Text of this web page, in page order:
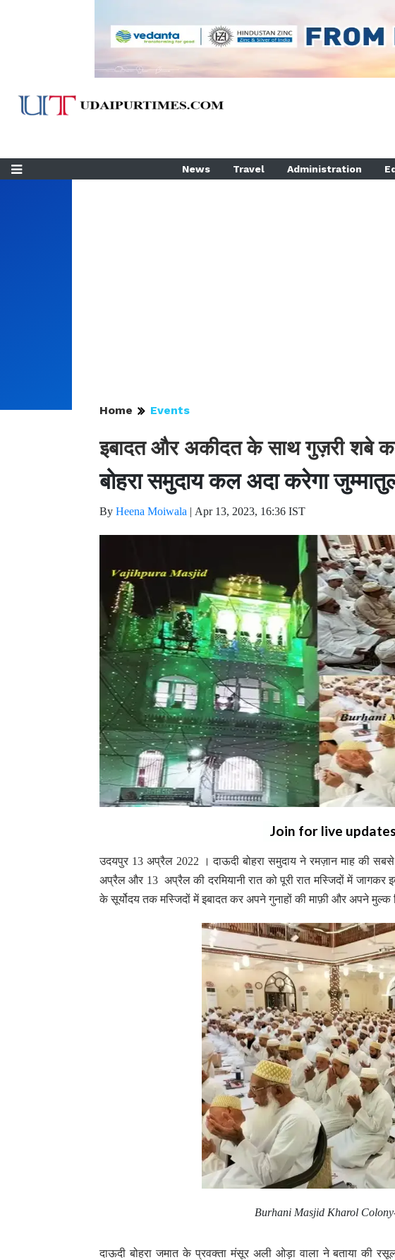
News Travel Administration
Home Events
इबादत और अकीदत के साथ गुज़री शबे
बोहरा समुदाय कल अदा करेगा
By Heena Moiwala | Apr 13, 2023, 16:36 IST
Join for live
उदयपुर 13 अप्रैल 2022 । दाऊदी बोहरा समुदाय ने रमज़ान माह की
अप्रैल और 13 अप्रैल की दरमियानी रात को पूरी रात मस्जिदों में
के सूर्योदय तक मस्जिदों में इबादत कर अपने गुनाहों की माफ़ी और अपने
Burhani Masjid Kharol
दाऊदी बोहरा जमात के प्रवक्ता मंसूर अली ओड़ा वाला ने बताया की